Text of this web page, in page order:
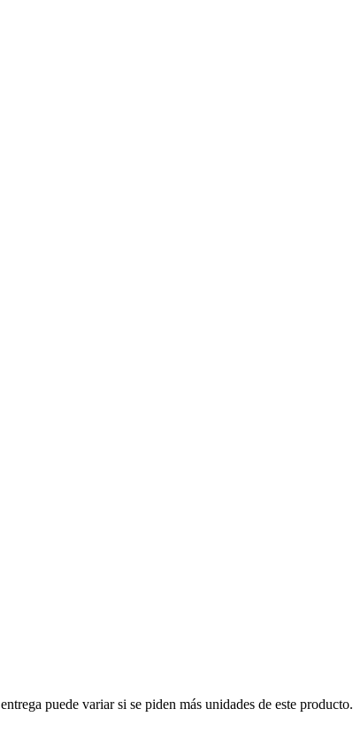
puede variar si se piden más unidades de este producto.